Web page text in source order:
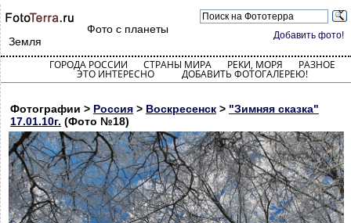
Добавить фото!
Фото с планеты
Земля
ГОРОДА РОССИИ СТРАНЫ МИРА РЕКИ, МОРЯ РАЗНОЕ
ЭТО ИНТЕРЕСНО ДОБАВИТЬ ФОТОГАЛЕРЕЮ!
Фотографии > Россия > Воскресенск > "Зимняя сказка"
17.01.10г. (Фото №18)